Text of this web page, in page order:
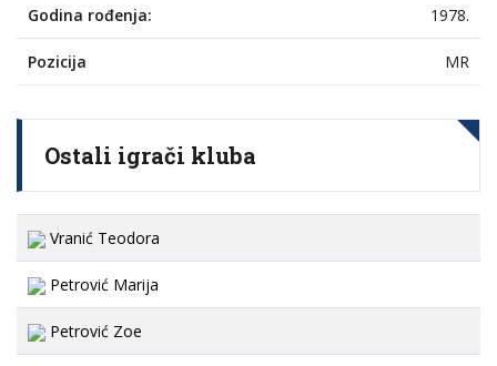
Godina rođenja: 1978.
Pozicija MR
Ostali igrači kluba
Vranić Teodora
Petrović Marija
Petrović Zoe